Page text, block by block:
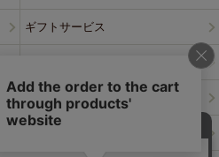
ギフトサービス
特定商取引法に基づく表記